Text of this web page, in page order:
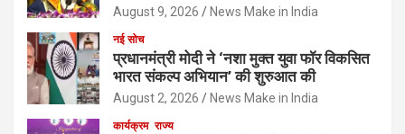
August 9, 2026 News Make in India
नई सोच
प्रधानमंत्री मोदी ने ‘नशा मुक्त युवा फॉर विकसित
भारत संकल्प अभियान’ की शुरुआत की
August 2, 2026 News Make in India
कार्यक्रम राज्य